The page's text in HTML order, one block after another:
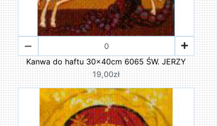
Kanwa do haftu 30x40cm 6065 ŚW. JERZY
19,00zł